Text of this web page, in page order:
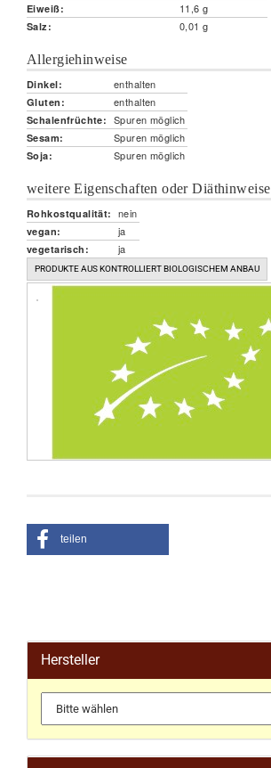
Eiweiß: 11,6 g
Salz: 0,01 g
Allergiehinweise
Dinkel: enthalten
Gluten: enthalten
Schalenfrüchte: Spuren möglich
Sesam: Spuren möglich
Soja: Spuren möglich
weitere Eigenschaften oder Diäthinweise
Rohkostqualität: nein
vegan: ja
vegetarisch: ja
PRODUKTE AUS KONTROLLIERT BIOLOGISCHEM ANBAU
teilen
Hersteller